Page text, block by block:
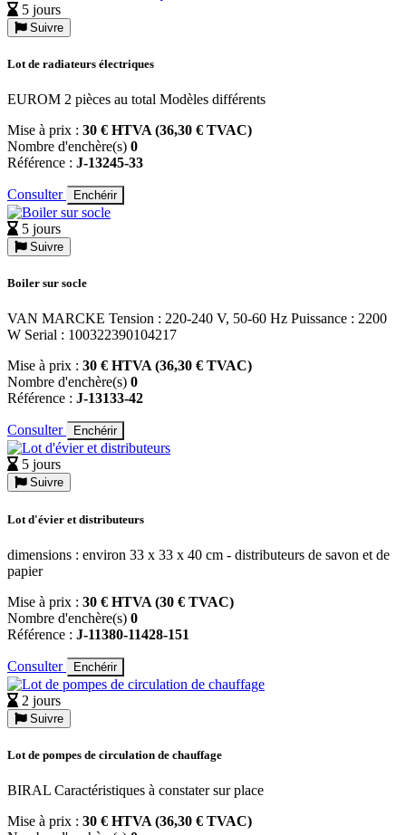
5 jours
Suivre
Lot de radiateurs électriques
EUROM 2 pièces au total Modèles différents
Mise à prix : 30 € HTVA (36,30 € TVAC)
Nombre d'enchère(s) 0
Référence : J-13245-33
Consulter Enchérir
5 jours
Suivre
Boiler sur socle
VAN MARCKE Tension : 220-240 V, 50-60 Hz Puissance : 2200
W Serial : 100322390104217
Mise à prix : 30 € HTVA (36,30 € TVAC)
Nombre d'enchère(s) 0
Référence : J-13133-42
Consulter Enchérir
5 jours
Suivre
Lot d'évier et distributeurs
dimensions : environ 33 x 33 x 40 cm - distributeurs de savon et de
papier
Mise à prix : 30 € HTVA (30 € TVAC)
Nombre d'enchère(s) 0
Référence : J-11380-11428-151
Consulter Enchérir
2 jours
Suivre
Lot de pompes de circulation de chauffage
BIRAL Caractéristiques à constater sur place
Mise à prix : 30 € HTVA (36,30 € TVAC)